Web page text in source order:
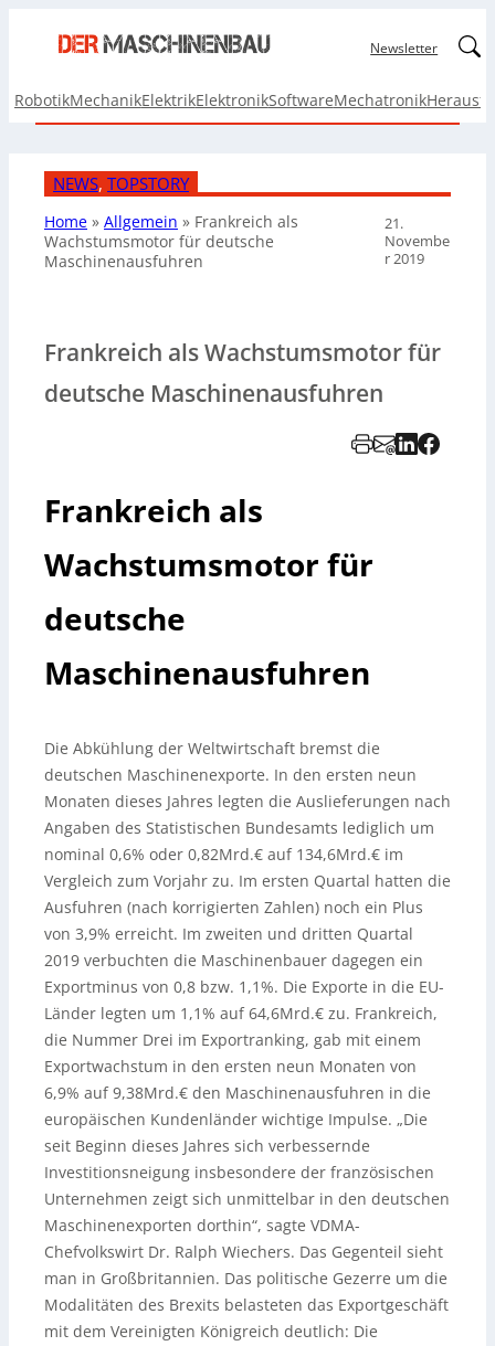
Newsletter
RobotikMechanikElektrikElektronikSoftwareMechatronik
NEWS, TOPSTORY
Home » Allgemein » Frankreich als
Wachstumsmotor für deutsche
Maschinenausfuhren
21.
Novembe
r 2019
Frankreich als Wachstumsmotor für
deutsche Maschinenausfuhren
Frankreich als
Wachstumsmotor für
deutsche
Maschinenausfuhren
Die Abkühlung der Weltwirtschaft bremst die
deutschen Maschinenexporte. In den ersten neun
Monaten dieses Jahres legten die Auslieferungen nach
Angaben des Statistischen Bundesamts lediglich um
nominal 0,6% oder 0,82Mrd.€ auf 134,6Mrd.€ im
Vergleich zum Vorjahr zu. Im ersten Quartal hatten die
Ausfuhren (nach korrigierten Zahlen) noch ein Plus
von 3,9% erreicht. Im zweiten und dritten Quartal
2019 verbuchten die Maschinenbauer dagegen ein
Exportminus von 0,8 bzw. 1,1%. Die Exporte in die EU-
Länder legten um 1,1% auf 64,6Mrd.€ zu. Frankreich,
die Nummer Drei im Exportranking, gab mit einem
Exportwachstum in den ersten neun Monaten von
6,9% auf 9,38Mrd.€ den Maschinenausfuhren in die
europäischen Kundenländer wichtige Impulse. „Die
seit Beginn dieses Jahres sich verbessernde
Investitionsneigung insbesondere der französischen
Unternehmen zeigt sich unmittelbar in den deutschen
Maschinenexporten dorthin“, sagte VDMA-
Chefvolkswirt Dr. Ralph Wiechers. Das Gegenteil sieht
man in Großbritannien. Das politische Gezerre um die
Modalitäten des Brexits belasteten das Exportgeschäft
mit dem Vereinigten Königreich deutlich: Die